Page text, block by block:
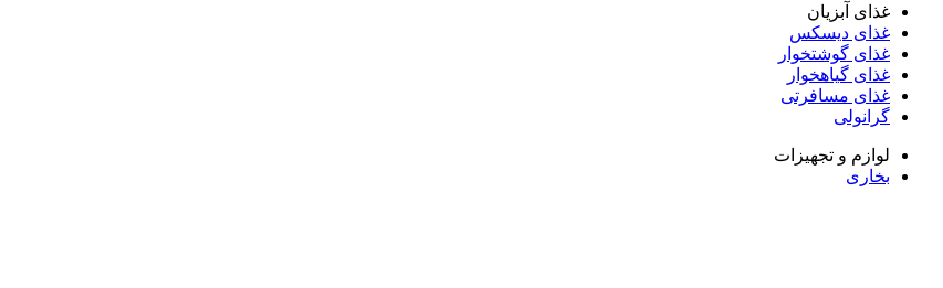
غذای آبزیان
غذای دیسکس
غذای گوشتخوار
غذای گیاهخوار
غذای مسافرتی
گرانولی
لوازم و تجهیزات
بخاری